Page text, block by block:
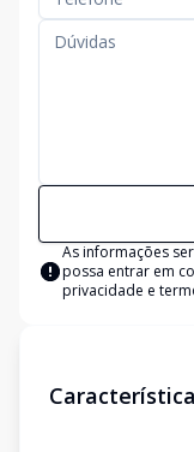
As informações
possa entrar em
privacidade e